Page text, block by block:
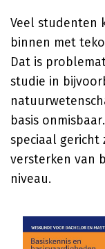
Veel studenten
binnen met
Dat is
studie in
basis
speciaal gericht
versterken van
niveau.